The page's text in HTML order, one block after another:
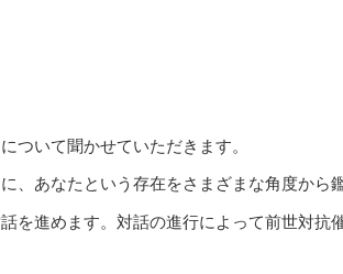
ついて聞かせていただきます。
、あなたという存在をさまざまな角度から
を進めます。対話の進行によって前世対抗